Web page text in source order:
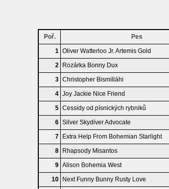
Poř. Pes
1 Oliver Watterloo Jr. Artemis Gold
2
Rozárka Bonny Dux
3 Christopher Bismilláhi
4 Joy Jackie Nice Friend
5 Cessidy od písnických rybniků
6 Silver Skydiver Advocate
7
Extra Help From Bohemian Starlight
8
Rhapsody Misantos
9 Alison Bohemia West
10
Next Funny Bunny Rusty Love